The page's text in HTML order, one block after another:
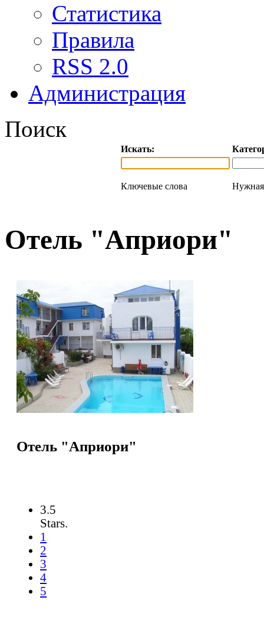
Статистика
Правила
RSS 2.0
Администрация
Поиск
Искать:
Ключевые слова Нужная
Отель "Априори"
Отель "Априори"
3.5
Stars.
1
2
3
4
5